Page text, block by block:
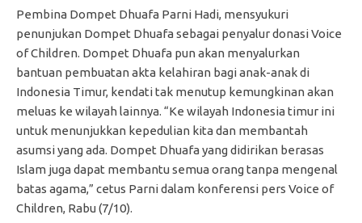
Pembina Dompet Dhuafa Parni Hadi, mensyukuri
penunjukan Dompet Dhuafa sebagai penyalur donasi Voice
of Children. Dompet Dhuafa pun akan menyalurkan
bantuan pembuatan akta kelahiran bagi anak-anak di
Indonesia Timur, kendati tak menutup kemungkinan akan
meluas ke wilayah lainnya. “Ke wilayah Indonesia timur ini
untuk menunjukkan kepedulian kita dan membantah
asumsi yang ada. Dompet Dhuafa yang didirikan berasas
Islam juga dapat membantu semua orang tanpa mengenal
batas agama,” cetus Parni dalam konferensi pers Voice of
Children, Rabu (7/10).